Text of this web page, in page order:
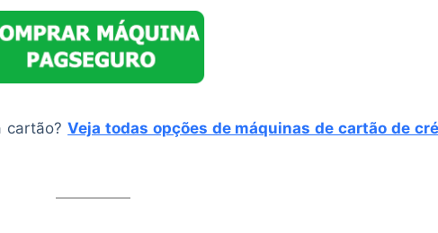
cartão?Veja todas opções de máquinas de cartão de